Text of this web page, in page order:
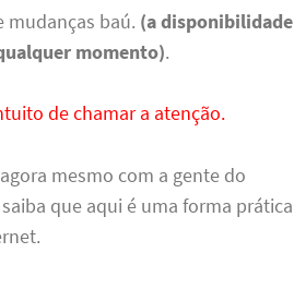
mudanças baú. (a disponibilidade
momento).
de chamar a atenção.
mesmo com a gente do
que aqui é uma forma prática